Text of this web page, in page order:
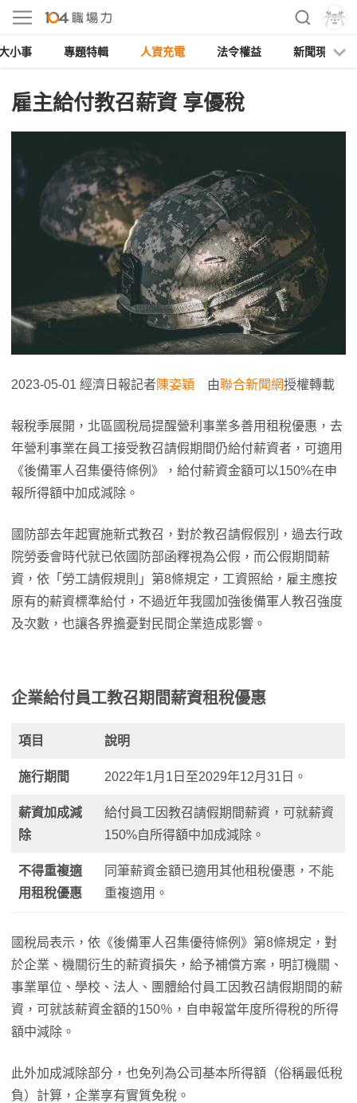
小事 專題特輯 人資充電 法令權益 新聞現場
雇主給付教召薪資 享優稅
2023-05-01 經濟日報記者陳姿穎 由聯合新聞網授權轉載
報稅季展開，北區國稅局提醒營利事業多善用租稅優惠，去
年營利事業在員工接受教召請假期間仍給付薪資者，可適用
《後備軍人召集優待條例》，給付薪資金額可以150%在申
報所得額中加成減除。
國防部去年起實施新式教召，對於教召請假假別，過去行政
院勞委會時代就已依國防部函釋視為公假，而公假期間薪
資，依「勞工請假規則」第8條規定，工資照給，雇主應按
原有的薪資標準給付，不過近年我國加強後備軍人教召強度
及次數，也讓各界擔憂對民間企業造成影響。
企業給付員工教召期間薪資租稅優惠
項目 說明
施行期間 2022年1月1日至2029年12月31日。
薪資加成減
除
給付員工因教召請假期間薪資，可就薪資
150%自所得額中加成減除。
不得重複適
用租稅優惠
同筆薪資金額已適用其他租稅優惠，不能
重複適用。
國稅局表示，依《後備軍人召集優待條例》第8條規定，對
於企業、機關衍生的薪資損失，給予補償方案，明訂機關、
事業單位、學校、法人、團體給付員工因教召請假期間的薪
資，可就該薪資金額的150％，自申報當年度所得稅的所得
額中減除。
此外加成減除部分，也免列為公司基本所得額（俗稱最低稅
負）計算，企業享有實質免稅。